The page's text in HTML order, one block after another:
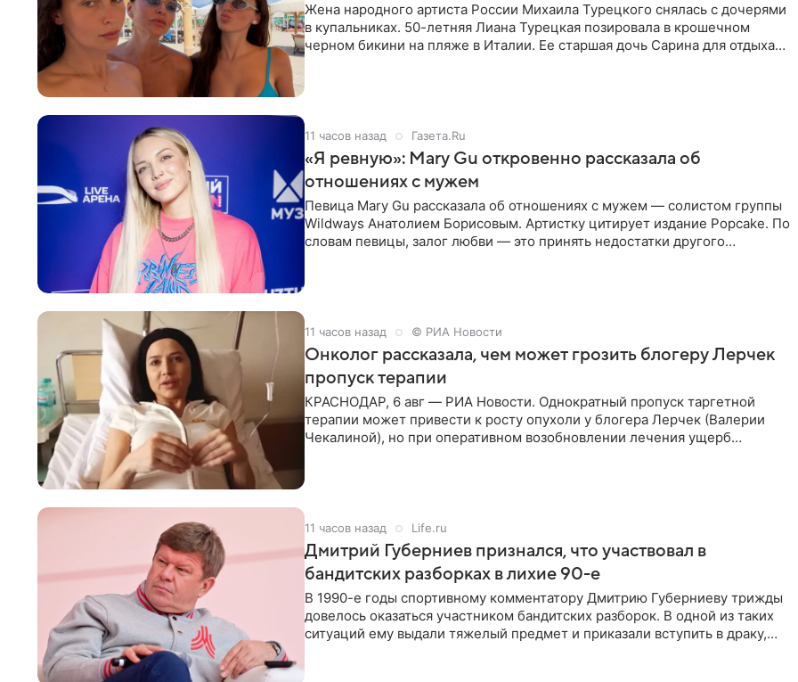
Жена народного артиста России Михаила Турецкого снялась с дочерями
в купальниках. 50-летняя Лиана Турецкая позировала в крошечном
черном бикини на пляже в Италии. Ее старшая дочь Сарина для отдыха
11 часов назад Газета.Ru
«Я ревную»: Mary Gu откровенно рассказала об
отношениях с мужем
Певица Mary Gu рассказала об отношениях с мужем — солистом группы
Wildways Анатолием Борисовым. Артистку цитирует издание Popcake. По
словам певицы, залог любви — это принять недостатки другого
11 часов назад © РИА Новости
Онколог рассказала, чем может грозить блогеру Лерчек
пропуск терапии
КРАСНОДАР, 6 авг — РИА Новости. Однократный пропуск таргетной
терапии может привести к росту опухоли у блогера Лерчек (Валерии
Чекалиной), но при оперативном возобновлении лечения ущерб
11 часов назад Life.ru
Дмитрий Губерниев признался, что участвовал в
бандитских разборках в лихие 90-е
В 1990-е годы спортивному комментатору Дмитрию Губерниеву трижды
довелось оказаться участником бандитских разборок. В одной из таких
ситуаций ему выдали тяжелый предмет и приказали вступить в драку,